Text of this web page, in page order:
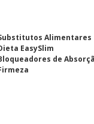
Alimentares
EasySlim
de